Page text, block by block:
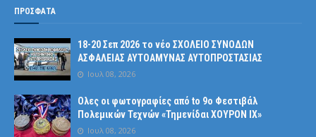
ΠΡΟΣΦΑΤΑ
18-20 Σεπ 2026 το νέο ΣΧΟΛΕΙΟ ΣΥΝΟΔΩΝ
ΑΣΦΑΛΕΙΑΣ ΑΥΤΟΑΜΥΝΑΣ ΑΥΤΟΠΡΟΣΤΑΣΙΑΣ
Ιουλ 08, 2026
Ολες οι φωτογραφίες από tο 9ο Φεστιβάλ
Πολεμικών Τεχνών «Τημενίδαι ΧΟΥΡΟΝ ΙΧ»
Ιουλ 08, 2026